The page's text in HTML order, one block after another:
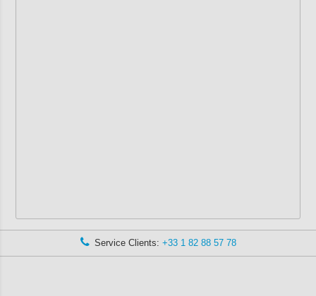
Service Clients: +33 1 82 88 57 78